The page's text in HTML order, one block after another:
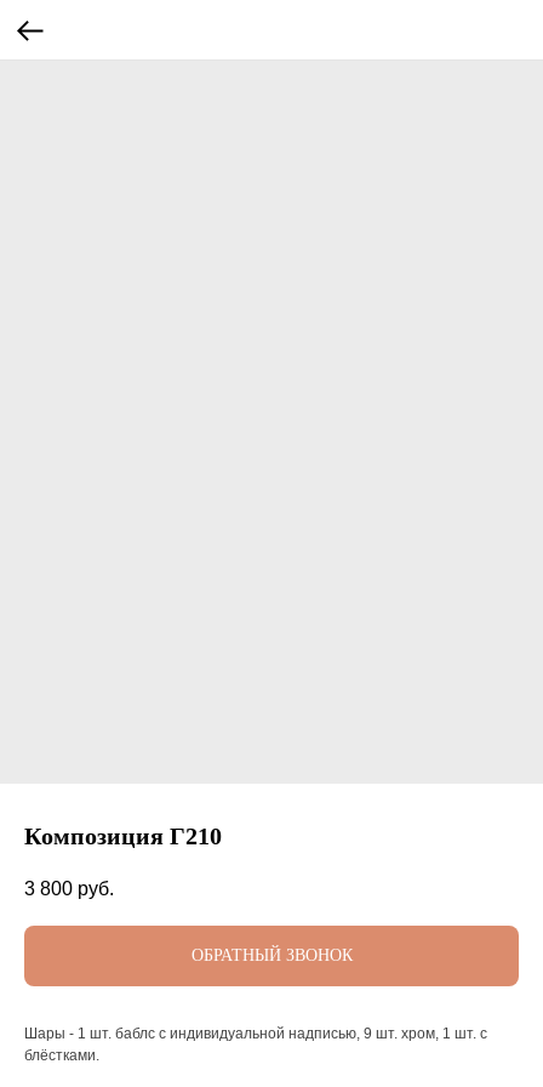
Композиция Г210
3 800 руб.
ОБРАТНЫЙ ЗВОНОК
Шары - 1 шт. баблс с индивидуальной надписью, 9 шт. хром, 1 шт. с
блёстками.